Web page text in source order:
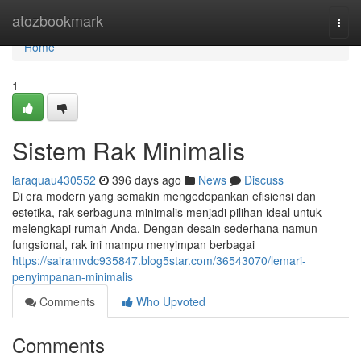
atozbookmark
Home
Home
1
Sistem Rak Minimalis
laraquau430552 396 days ago News
Discuss
Di era modern yang semakin mengedepankan efisiensi dan
estetika, rak serbaguna minimalis menjadi pilihan ideal untuk
melengkapi rumah Anda. Dengan desain sederhana namun
fungsional, rak ini mampu menyimpan berbagai
https://sairamvdc935847.blog5star.com/36543070/lemari-
penyimpanan-minimalis
Comments
Who Upvoted
Comments